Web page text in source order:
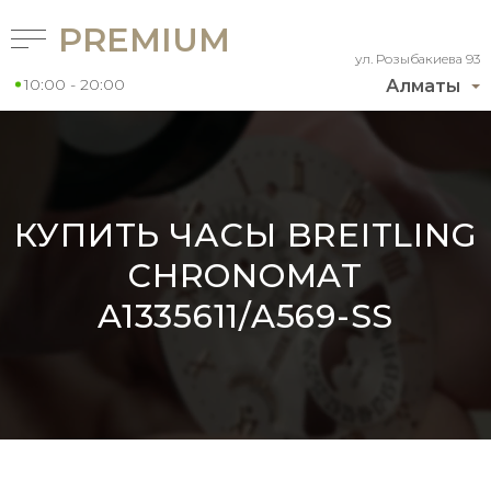
Алматы
ул. Розыбакиева 93
PREMIUM
10:00 - 20:00
КУПИТЬ ЧАСЫ BREITLING
CHRONOMAT
A1335611/A569-SS